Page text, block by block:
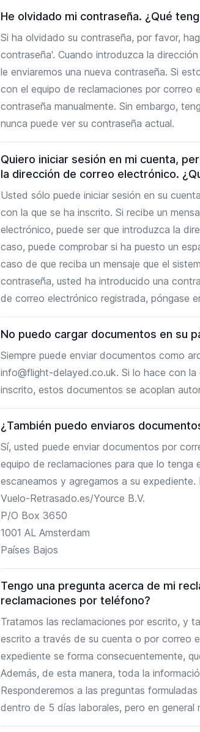
He olvidado mi contraseña. ¿Qué
Si ha olvidado su contraseña, por favor,
contraseña'. Cuando introduzca la
le enviaremos una nueva contraseña. Si
con el equipo de reclamaciones por correo
contraseña manualmente. Sin embargo,
nunca puede ver su contraseña actual.
Quiero iniciar sesión en mi cuenta,
la dirección de correo electrónico.
Usted sólo puede iniciar sesión en su
con la que se ha inscrito. Si recibe un
electrónico, puede ser que introduzca la
caso, puede comprobar si ha puesto un
caso de que reciba un mensaje que el
contraseña, usted ha introducido una
de correo electrónico registrada, póngase
No puedo cargar documentos en su
Siempre puede enviar documentos como
info@flight-delayed.co.uk. Si lo hace con
inscrito, estos documentos se acoplan
¿También puedo enviaros
Sí, usted puede enviar documentos por
equipo de reclamaciones para que lo
escaneamos y agregamos a su
Vuelo-Retrasado.es/Yource B.V.
P/O Box 3650
1001 AL Amsterdam
Países Bajos
Tengo una pregunta acerca de mi
reclamaciones por teléfono?
Tratamos las reclamaciones por escrito, y
escrito a través de su cuenta o por correo
expediente se forma consecuentemente,
Además, de esta manera, toda la
Responderemos a las preguntas
dentro de 5 días laborales, pero en general